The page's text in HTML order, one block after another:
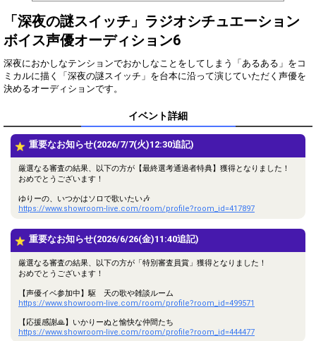
オリジナルアバター制作権獲
得！
Gifting
Throw gifts to the stage and join
the live performance.
First, try throwing free Stars
Show Gold to purchase gifts
continue to send gifts to the
performer(s), the performer's
popularity ranking and your
ranking go up.
send them gifts.
To send performers paid items,
You can post comments. Please
other users.
「深夜の謎スイッチ」ラジオシチュエーション
ボイス声優オーディション6
深夜におかしなテンションでおかしなことをしてしまう「あるある」をコ
ミカルに描く「深夜の謎スイッチ」を台本に沿って演じていただく声優を
決めるオーディションです。
イベント詳細
重要なお知らせ(2026/7/7(火)12:30追記)
厳選なる審査の結果、以下の方が【最終選考通過者特典】獲得となりました！
おめでとうございます！
ゆりーの、いつかはソロで歌いたい🎶
https://www.showroom-live.com/room/profile?room_id=417897
重要なお知らせ(2026/6/26(金)11:40追記)
厳選なる審査の結果、以下の方が「特別審査員賞」獲得となりました！
おめでとうございます！
【声優イベ参加中】駆 天の歌や雑談ルーム
https://www.showroom-live.com/room/profile?room_id=499571
【応援感謝🙏】いかりーぬと愉快な仲間たち
https://www.showroom-live.com/room/profile?room_id=444477